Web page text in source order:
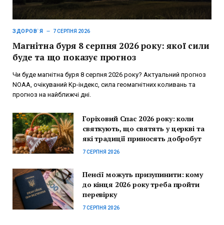
ЗДОРОВ`Я 7 СЕРПНЯ 2026
Магнітна буря 8 серпня 2026 року: якої сили
буде та що показує прогноз
Чи буде магнітна буря 8 серпня 2026 року? Актуальний прогноз
NOAA, очікуваний Kp-індекс, сила геомагнітних коливань та
прогноз на найближчі дні.
Горіховий Спас 2026 року: коли
святкують, що святять у церкві та
які традиції приносять добробут
7 СЕРПНЯ 2026
Пенсії можуть призупинити: кому
до кінця 2026 року треба пройти
перевірку
7 СЕРПНЯ 2026